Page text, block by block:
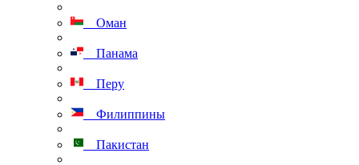
Оман
Панама
Перу
Филиппины
Пакистан